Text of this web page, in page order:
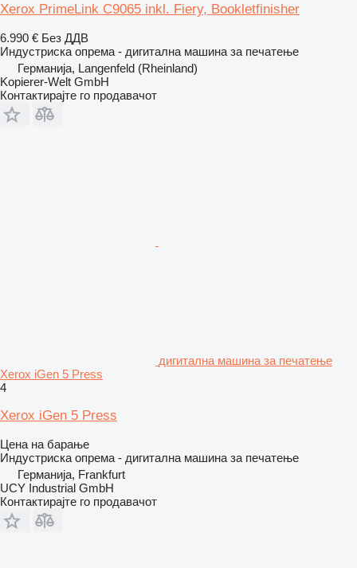
Xerox PrimeLink C9065 inkl. Fiery, Bookletfinisher
6.990 € Без ДДВ
Индустриска опрема - дигитална машина за печатење
Германија, Langenfeld (Rheinland)
Kopierer-Welt GmbH
Контактирајте го продавачот
дигитална машина за печатење
Xerox iGen 5 Press
4
Xerox iGen 5 Press
Цена на барање
Индустриска опрема - дигитална машина за печатење
Германија, Frankfurt
UCY Industrial GmbH
Контактирајте го продавачот